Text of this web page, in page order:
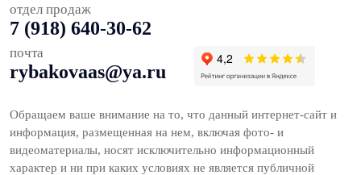
отдел продаж
7 (918) 640-30-62
почта
rybakovaas@ya.ru
Обращаем ваше внимание на то, что данный интернет-сайт и
информация, размещенная на нем, включая фото- и
видеоматериалы, носят исключительно информационный
характер и ни при каких условиях не является публичной